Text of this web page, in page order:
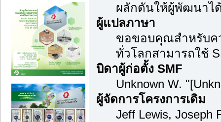
ผลักดันให้ผู้พัฒนาไ
ผู้แปลภาษา
ขอขอบคุณสำหรับค
ทั่วโลกสามารถใช้
บิดาผู้ก่อตั้ง SMF
Unknown W.
ผู้จัดการโครงการเดิม
Jeff Lewis, Joseph